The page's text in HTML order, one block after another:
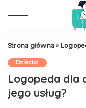
Strona główna »
Dziecko
Logopeda dla
jego usług?